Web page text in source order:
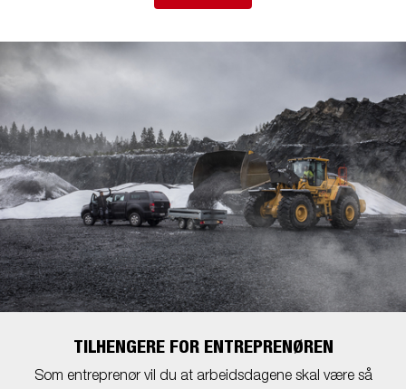
TILHENGERE FOR ENTREPRENØREN
Som entreprenør vil du at arbeidsdagene skal være så